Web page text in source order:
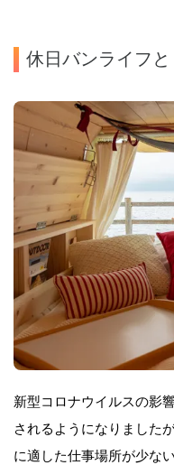
休日バンライフ
新型コロナウイルスの影
されるようになりました
に適した仕事場所が少な